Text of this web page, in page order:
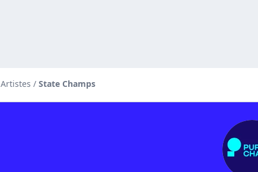
Artistes / State Champs